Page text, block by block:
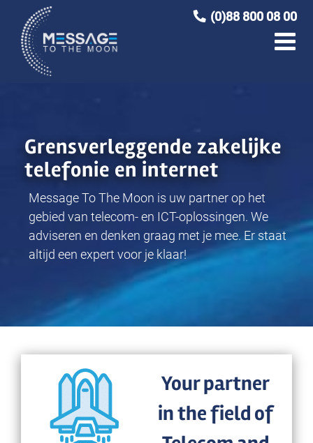
(0)88 800 08 00
naar
inhoud
Grensverleggende zakelijke
telefonie en internet
Message To The Moon is uw partner op het
gebied van telecom- en ICT-oplossingen. We
adviseren en denken graag met je mee. Er staat
altijd een expert voor je klaar!
Your partner
in the field of